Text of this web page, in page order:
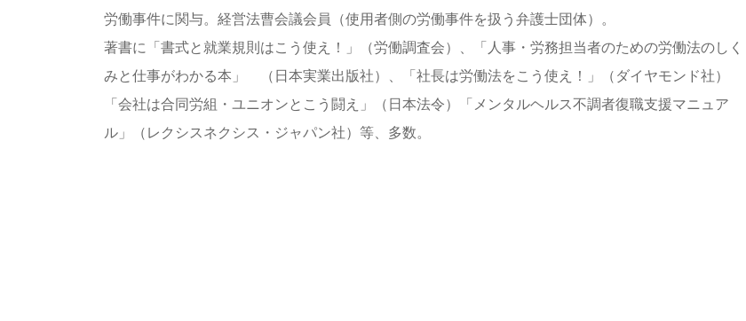
労働事件に関与。経営法曹会議会員（使用者側の労働事件を扱う弁護士団体）。
著書に「書式と就業規則はこう使え！」（労働調査会）、「人事・労務担当者のための労働法のしく
みと仕事がわかる本」 （日本実業出版社）、「社長は労働法をこう使え！」（ダイヤモンド社）
「会社は合同労組・ユニオンとこう闘え」（日本法令）「メンタルヘルス不調者復職支援マニュア
ル」（レクシスネクシス・ジャパン社）等、多数。